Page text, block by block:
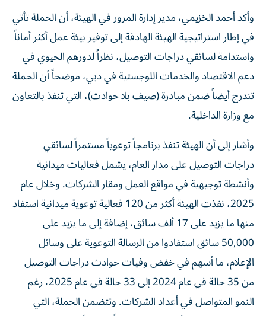
وأكد أحمد الخزيمي، مدير إدارة المرور في الهيئة، أن الحملة تأتي
في إطار استراتيجية الهيئة الهادفة إلى توفير بيئة عمل أكثر أماناً
واستدامة لسائقي دراجات التوصيل، نظراً لدورهم الحيوي في
دعم الاقتصاد والخدمات اللوجستية في دبي، موضحاً أن الحملة
تندرج أيضاً ضمن مبادرة (صيف بلا حوادث)، التي تنفذ بالتعاون
مع وزارة الداخلية.
وأشار إلى أن الهيئة تنفذ برنامجاً توعوياً مستمراً لسائقي
دراجات التوصيل على مدار العام، يشمل فعاليات ميدانية
وأنشطة توجيهية في مواقع العمل ومقار الشركات. وخلال عام
2025، نفذت الهيئة أكثر من 120 فعالية توعوية ميدانية استفاد
منها ما يزيد على 17 ألف سائق، إضافة إلى ما يزيد على
50,000 سائق استفادوا من الرسالة التوعوية على وسائل
الإعلام، ما أسهم في خفض وفيات حوادث دراجات التوصيل
من 35 حالة في عام 2024 إلى 33 حالة في عام 2025، رغم
النمو المتواصل في أعداد الشركات. وتتضمن الحملة، التي